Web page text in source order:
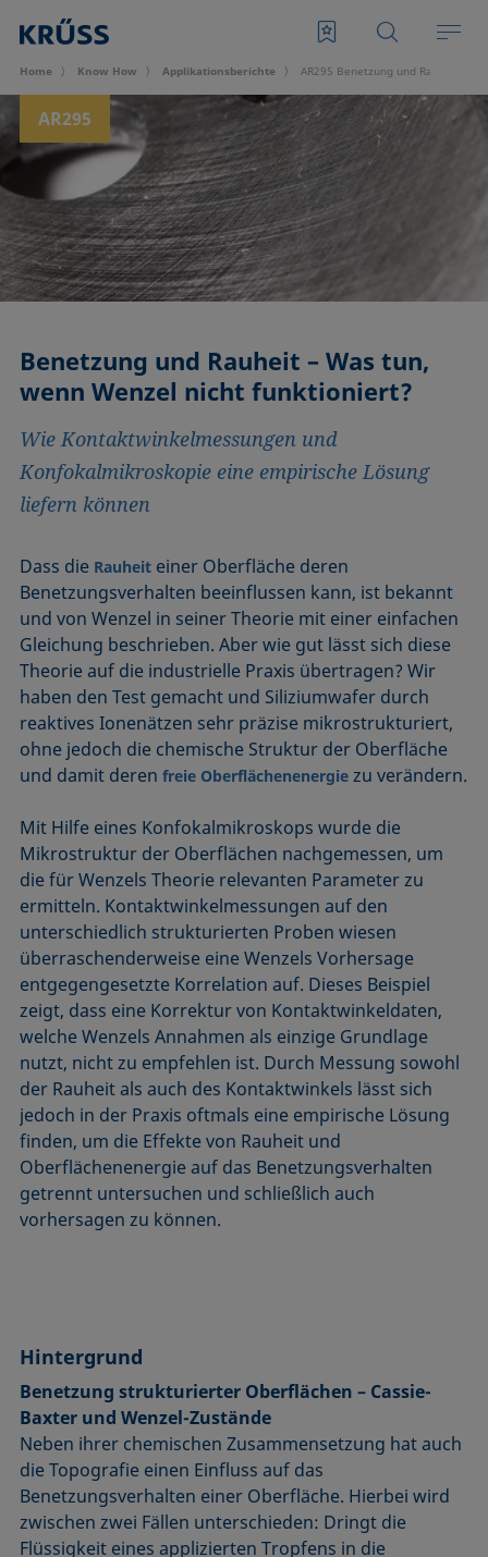
Home Know How Applikationsberichte AR295 Benetzung und Rauheit –
AR295
Benetzung und Rauheit – Was tun,
wenn Wenzel nicht funktioniert?
Wie Kontaktwinkelmessungen und
Konfokalmikroskopie eine empirische Lösung
liefern können
Dass die Rauheit einer Oberfläche deren
Benetzungsverhalten beeinflussen kann, ist bekannt
und von Wenzel in seiner Theorie mit einer einfachen
Gleichung beschrieben. Aber wie gut lässt sich diese
Theorie auf die industrielle Praxis übertragen? Wir
haben den Test gemacht und Siliziumwafer durch
reaktives Ionenätzen sehr präzise mikrostrukturiert,
ohne jedoch die chemische Struktur der Oberfläche
und damit derenfreie Oberflächenenergie zu verändern.
Mit Hilfe eines Konfokalmikroskops wurde die
Mikrostruktur der Oberflächen nachgemessen, um
die für Wenzels Theorie relevanten Parameter zu
ermitteln. Kontaktwinkelmessungen auf den
unterschiedlich strukturierten Proben wiesen
überraschenderweise eine Wenzels Vorhersage
entgegengesetzte Korrelation auf. Dieses Beispiel
zeigt, dass eine Korrektur von Kontaktwinkeldaten,
welche Wenzels Annahmen als einzige Grundlage
nutzt, nicht zu empfehlen ist. Durch Messung sowohl
der Rauheit als auch des Kontaktwinkels lässt sich
jedoch in der Praxis oftmals eine empirische Lösung
finden, um die Effekte von Rauheit und
Oberflächenenergie auf das Benetzungsverhalten
getrennt untersuchen und schließlich auch
vorhersagen zu können.
Hintergrund
Benetzung strukturierter Oberflächen – Cassie-
Baxter und Wenzel-Zustände
Neben ihrer chemischen Zusammensetzung hat auch
die Topografie einen Einfluss auf das
Benetzungsverhalten einer Oberfläche. Hierbei wird
zwischen zwei Fällen unterschieden: Dringt die
Flüssigkeit eines applizierten Tropfens in die